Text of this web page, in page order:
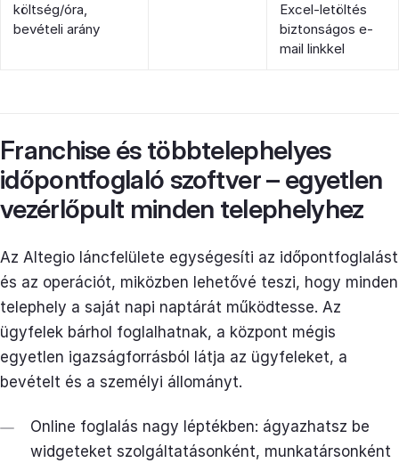
költség/óra,
bevételi arány
Excel-letöltés
biztonságos e-
mail linkkel
Franchise és többtelephelyes
időpontfoglaló szoftver – egyetlen
vezérlőpult minden telephelyhez
Az Altegio láncfelülete egységesíti az időpontfoglalást
és az operációt, miközben lehetővé teszi, hogy minden
telephely a saját napi naptárát működtesse. Az
ügyfelek bárhol foglalhatnak, a központ mégis
egyetlen igazságforrásból látja az ügyfeleket, a
bevételt és a személyi állományt.
Online foglalás nagy léptékben: ágyazhatsz be
widgeteket szolgáltatásonként, munkatársonként